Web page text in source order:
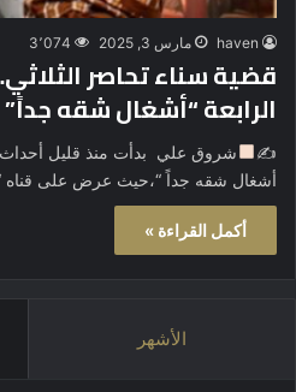
haven مارس 3, 2025 3٬074
قضية سناء تحاصر
الرابعة “أشغال شقه جداً”
✍
شروق علي بدأت منذ قليل
أشغال شقه جداً “،حيث عرض على
أكمل القراءة »
الأشهر